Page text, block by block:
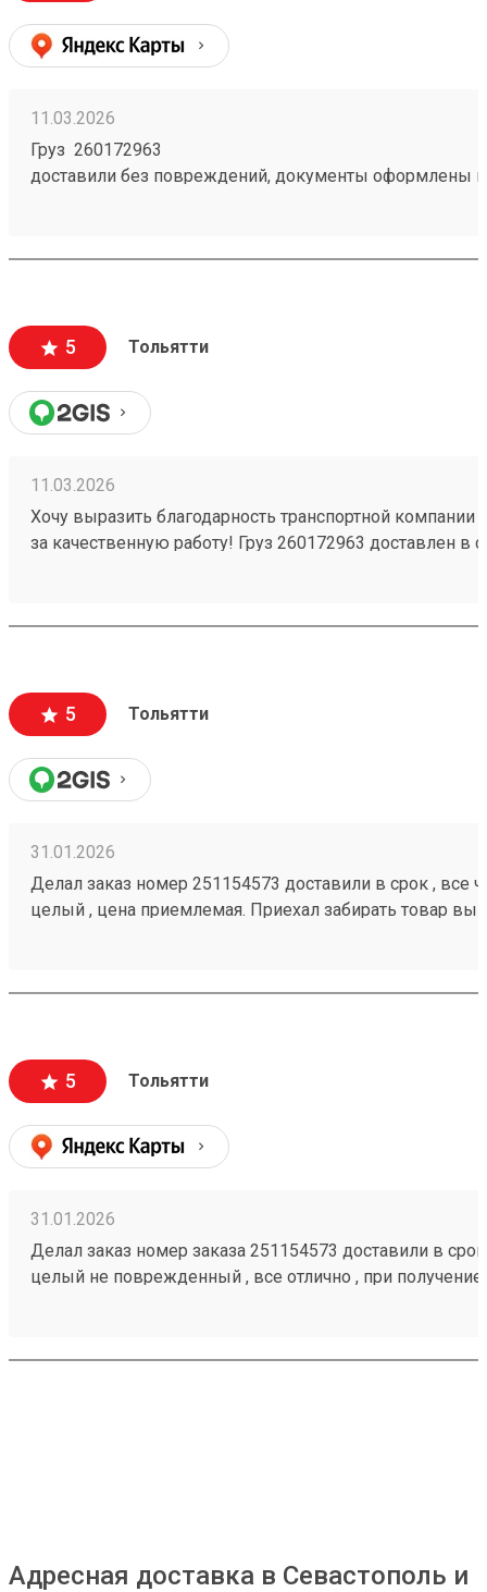
11.03.2026
Груз 260172963
доставили без повреждений, документы оформлены
5 Тольятти
11.03.2026
Хочу выразить благодарность транспортной компании
за качественную работу! Груз 260172963 доставлен в
5 Тольятти
31.01.2026
Делал заказ номер 251154573 доставили в срок , все
целый , цена приемлемая. Приехал забирать товар
5 Тольятти
31.01.2026
Делал заказ номер заказа 251154573 доставили в
целый не поврежденный , все отлично , при
Адресная доставка в Севастополь и